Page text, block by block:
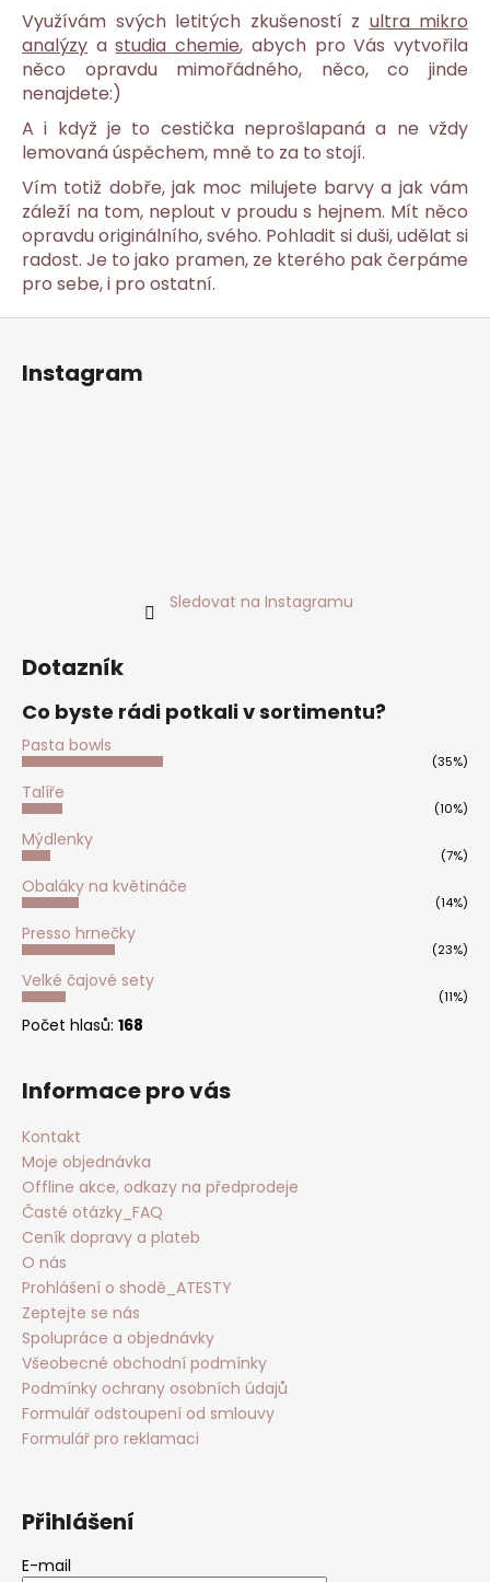
Využívám svých letitých zkušeností z ultra mikro
analýzy astudia chemie, abych pro Vás vytvořila
něco opravdu mimořádného, něco, co jinde
nenajdete:)
A i když je to cestička neprošlapaná a ne vždy
lemovaná úspěchem, mně to za to stojí.
Vím totiž dobře, jak moc milujete barvy a jak vám
záleží na tom, neplout v proudu s hejnem. Mít něco
opravdu originálního, svého. Pohladit si duši, udělat si
radost. Je to jako pramen, ze kterého pak čerpáme
pro sebe, i pro ostatní.
Z
Instagram
Sledovat na Instagramu
Dotazník
Co byste rádi potkali v sortimentu?
Pasta bowls
(35%)
Talíře
(10%)
Mýdlenky
(7%)
Obaláky na květináče
(14%)
Presso hrnečky
(23%)
Velké čajové sety
(11%)
Počet hlasů: 168
Informace pro vás
Kontakt
Moje objednávka
Offline akce, odkazy na předprodeje
Časté otázky_FAQ
Ceník dopravy a plateb
O nás
Prohlášení o shodě_ATESTY
Zeptejte se nás
Spolupráce a objednávky
Všeobecné obchodní podmínky
Podmínky ochrany osobních údajů
Formulář odstoupení od smlouvy
Formulář pro reklamaci
Přihlášení
E-mail